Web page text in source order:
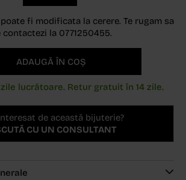
fi modificata la cerere. Te rugam sa
contactezi la 0771250455.
ADAUGĂ ÎN COȘ
zile lucrătoare. Retur gratuit în 14 zile.
de această bijuterie?
CU UN CONSULTANT